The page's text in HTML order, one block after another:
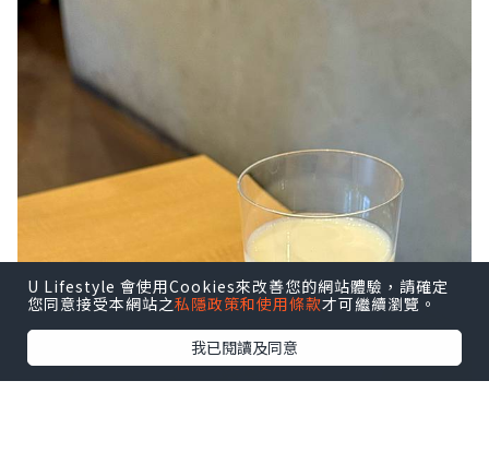
U Lifestyle 會使用Cookies來改善您的網站體驗，請確定
您同意接受本網站之私隱政策和使用條款才可繼續瀏覽。
我已閱讀及同意